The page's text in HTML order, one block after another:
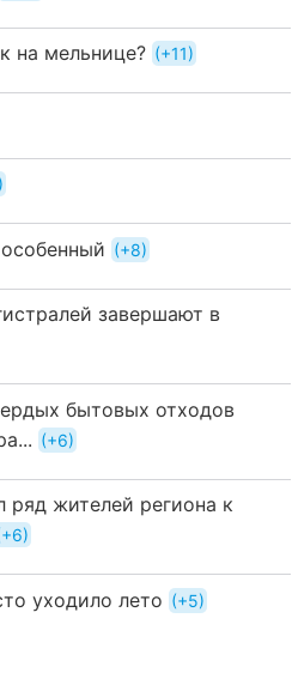
на мельнице? +11
+8
завершают в
бытовых отходов
+6
ряд жителей региона к
+6
уходило лето +5